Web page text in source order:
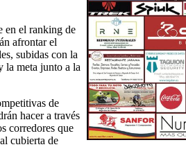
en el ranking de
afrontar el
subidas con la
la meta junto a la
de
hacer a través
corredores que
cubierta de